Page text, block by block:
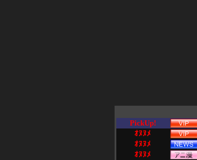
PickUp!
ｵﾇﾇﾒ
ｵﾇﾇﾒ
ｵﾇﾇﾒ